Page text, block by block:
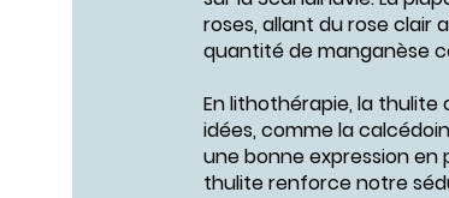
roses, allant du rose clair
quantité de manganèse
En lithothérapie, la
idées, comme la
une bonne expression en
thulite renforce notre